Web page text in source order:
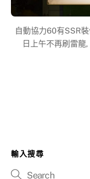
自動協力60有SSR
日上午不再刷雷
輸入搜尋